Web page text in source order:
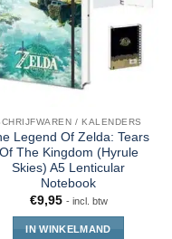
/ KALENDERS
Legend Of Zelda: Tears
Of The Kingdom (Hyrule
Skies) A5 Lenticular
Notebook
€9,95 - incl. btw
IN WINKELMAND